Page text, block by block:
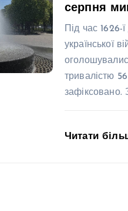
серпня
Під час 1626-
української
тривалістю
зафіксовано.
Читати